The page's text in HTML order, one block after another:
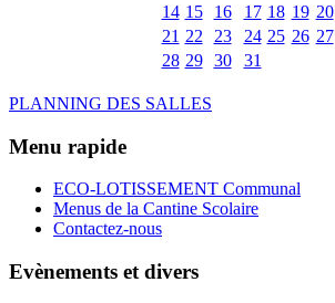
14 15 16 17 18 19 20
21 22 23 24 25 26 27
28 29 30 31
PLANNING DES SALLES
Menu rapide
ECO-LOTISSEMENT Communal
Menus de la Cantine Scolaire
Contactez-nous
Evènements et divers